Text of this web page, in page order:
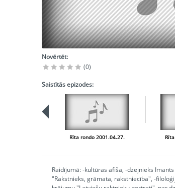
Novērtēt:
(0)
Saistītās epizodes:
Rīta rondo 2001.04.27.
Raidījumā: -kultūras afiša, -dzejnieks
"Rakstnieks, grāmata, rakstniecība", -